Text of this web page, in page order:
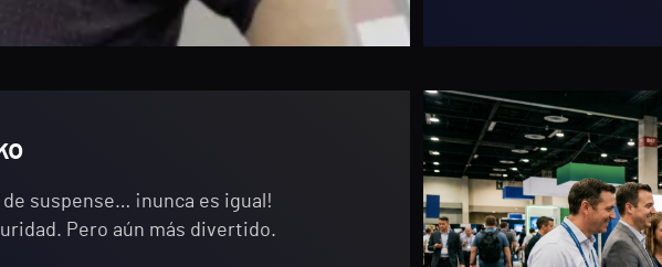
suspense… ¡nunca es igual!
Pero aún más divertido.